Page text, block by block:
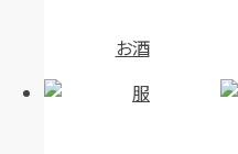
お酒